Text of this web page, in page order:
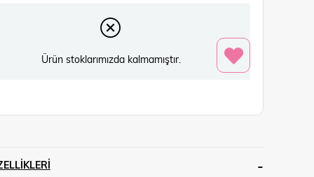
Ürün stoklarımızda kalmamıştır.